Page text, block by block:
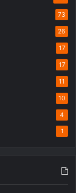
73
26
17
17
11
10
4
1